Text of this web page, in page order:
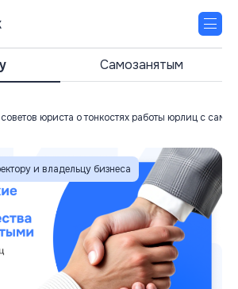
Самозанятым
юриста о тонкостях работы юрлиц с
и владельцу бизнеса